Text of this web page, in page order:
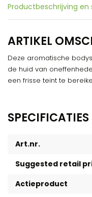
Productbeschrijving
ARTIKEL
Deze aromatische
de huid van
een frisse teint te
SPECIFICATIES
Art.nr.
Suggested retail
Actieproduct